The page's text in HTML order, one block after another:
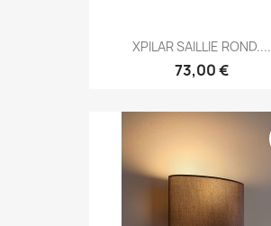
XPILAR SAILLIE ROND....
73,00 €